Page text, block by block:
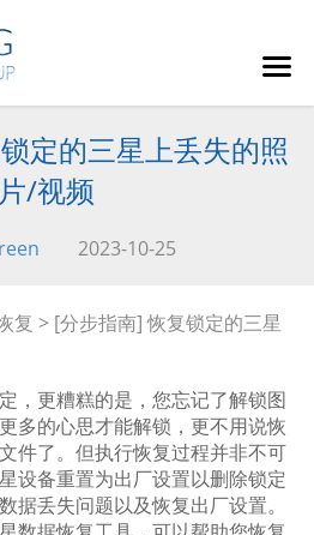
定的三星上丢失的照
片/视频
2023-10-25
复 > [分步指南] 恢复锁定的三星
，更糟糕的是，您忘记了解锁图
多的心思才能解锁，更不用说恢
件了。但执行恢复过程并非不可
设备重置为出厂设置以删除锁定
据丢失问题以及恢复出厂设置。